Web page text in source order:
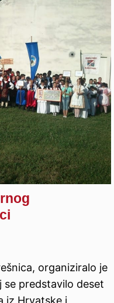
organiziralo je
se predstavilo deset
iz Hrvatske i